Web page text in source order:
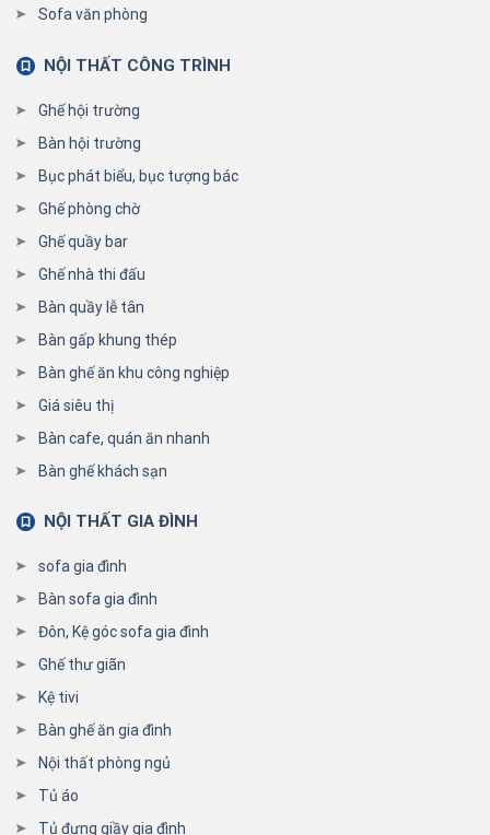
Sofa văn phòng
NỘI THẤT CÔNG TRÌNH
Ghế hội trường
Bàn hội trường
Bục phát biểu, bục tượng bác
Ghế phòng chờ
Ghế quầy bar
Ghế nhà thi đấu
Bàn quầy lễ tân
Bàn gấp khung thép
Bàn ghế ăn khu công nghiệp
Giá siêu thị
Bàn cafe, quán ăn nhanh
Bàn ghế khách sạn
NỘI THẤT GIA ĐÌNH
sofa gia đình
Bàn sofa gia đình
Đôn, Kệ góc sofa gia đình
Ghế thư giãn
Kệ tivi
Bàn ghế ăn gia đình
Nội thất phòng ngủ
Tủ áo
Tủ đựng giầy gia đình